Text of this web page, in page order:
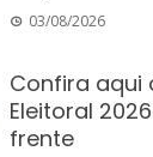
03/08/2026
Confira aqui
Eleitoral
frente